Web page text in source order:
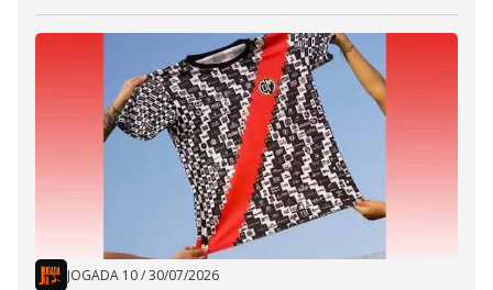
JOGADA 10/30/07/2026